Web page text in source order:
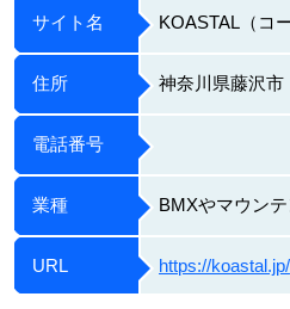
サイト名 KOASTAL（コ
住所 神奈川県藤沢市
電話番号
業種 BMXやマウン
URL https://koastal.jp/